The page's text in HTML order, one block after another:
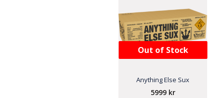
Out of Stock
Anything Else Sux
5999 kr